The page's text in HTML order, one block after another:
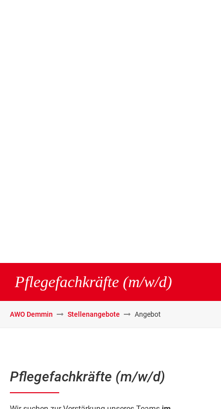
Pflegefachkräfte (m/w/d)
AWO Demmin Stellenangebote Angebot
Pflegefachkräfte (m/w/d)